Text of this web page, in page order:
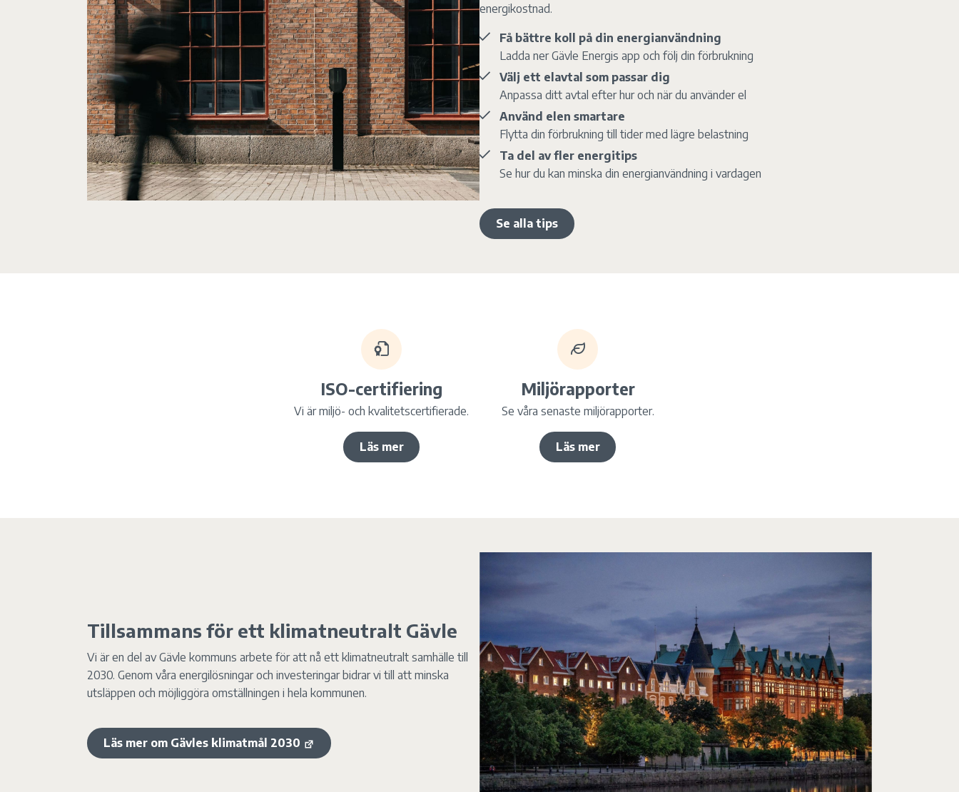
energikostnad.
Få bättre koll på din energianvändning
Ladda ner Gävle Energis app och följ din förbrukning
Välj ett elavtal som passar dig
Anpassa ditt avtal efter hur och när du använder el
Använd elen smartare
Flytta din förbrukning till tider med lägre belastning
Ta del av fler energitips
Se hur du kan minska din energianvändning i vardagen
Se alla tips
ISO-certifiering
Vi är miljö- och kvalitetscertifierade.
Läs mer
Miljörapporter
Se våra senaste miljörapporter.
Läs mer
Tillsammans för ett klimatneutralt Gävle
Vi är en del av Gävle kommuns arbete för att nå ett klimatneutralt samhälle till
2030. Genom våra energilösningar och investeringar bidrar vi till att minska
utsläppen och möjliggöra omställningen i hela kommunen.
Läs mer om Gävles klimatmål 2030